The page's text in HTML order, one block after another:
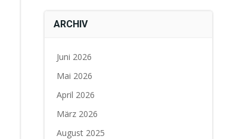
ARCHIV
Juni 2026
Mai 2026
April 2026
März 2026
August 2025